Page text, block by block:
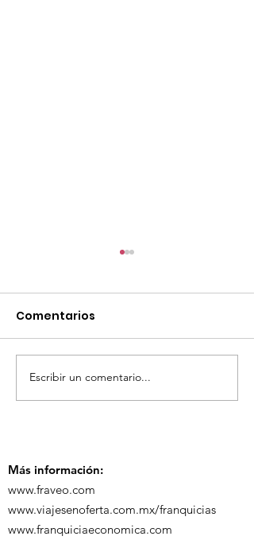
TourTravelynByFraveo
participó en la
Comentarios
Escribir un comentario...
Más información:
www.fraveo.com
www.viajesenoferta.com.mx/franquicias
www.franquiciaeconomica.com